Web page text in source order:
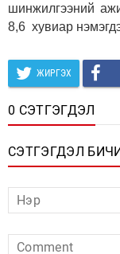
шинжилгээний
8,6 хувиар
ЖИРГЭХ
0 СЭТГЭГДЭЛ
СЭТГЭГДЭЛ